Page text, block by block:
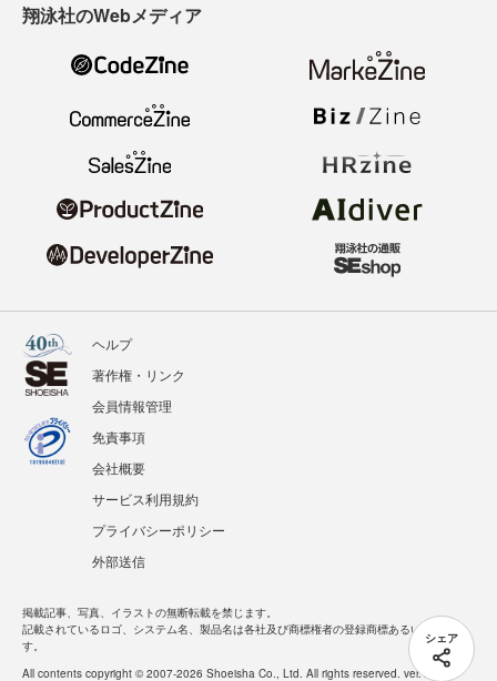
シェア
翔泳社のWebメディア
ヘルプ
著作権・リンク
会員情報管理
免責事項
会社概要
サービス利用規約
プライバシーポリシー
外部送信
掲載記事、写真、イラストの無断転載を禁じます。
記載されているロゴ、システム名、製品名は各社及び商標権者の登録商標あるいは商標で
す。
All contents copyright © 2007-2026 Shoeisha Co., Ltd. All rights reserved. ver.1.5